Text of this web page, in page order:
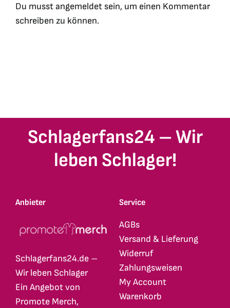
Du musstangemeldet sein, um einen Kommentar
schreiben zu können.
Schlagerfans24 – Wir
leben Schlager!
Anbieter
Schlagerfans24.de –
Wir leben Schlager
Ein Angebot von
Promote Merch,
Service
AGBs
Versand & Lieferung
Widerruf
Zahlungsweisen
My Account
Warenkorb